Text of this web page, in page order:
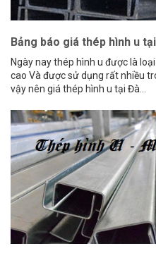
Bảng báo giá thép hình u
Ngày nay thép hình u được là
cao Và được sử dụng rất nhiều
vậy nên giá thép hình u tại Đà...